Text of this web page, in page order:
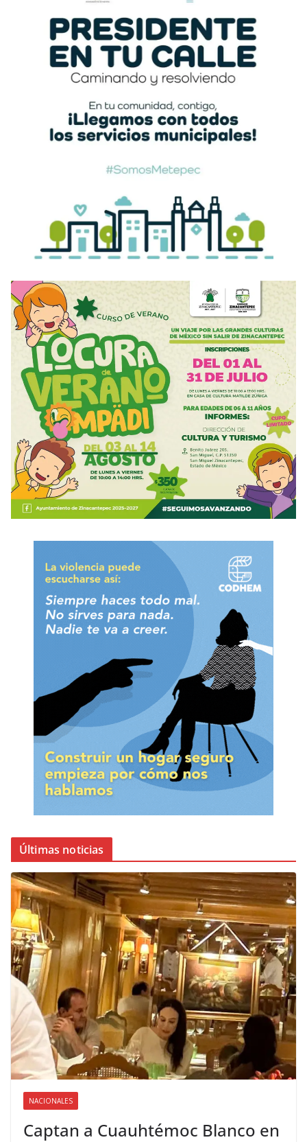
Últimas noticias
NACIONALES
Captan a Cuauhtémoc Blanco en